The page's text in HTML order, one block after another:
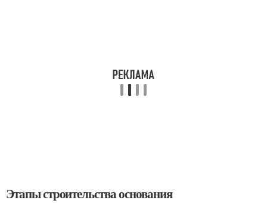
Этапы строительства основания